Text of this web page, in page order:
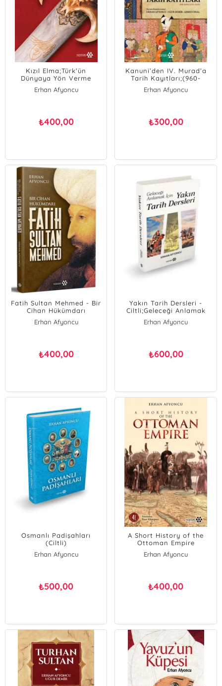
Kızıl Elma;Türk'ün
Dünyaya Yön Verme
Ülküsü
Erhan Afyoncu
₺400,00
Kanuni’den IV. Murad’a
Tarih Kayıtları;(960-
1044/1553-1634)
Erhan Afyoncu
₺300,00
Fatih Sultan Mehmed - Bir
Cihan Hükümdarı
Erhan Afyoncu
₺400,00
Yakın Tarih Dersleri -
Ciltli;Geleceği Anlamak
İçin
Erhan Afyoncu
₺600,00
Osmanlı Padişahları
(Ciltli)
Erhan Afyoncu
₺500,00
A Short History of the
Ottoman Empire
Erhan Afyoncu
₺400,00